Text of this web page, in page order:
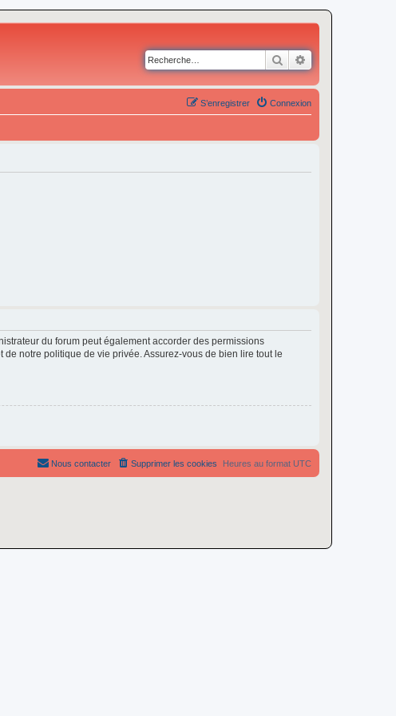
Rechercher
Connexion
S’enregistrer
du forum peut également accorder des permissions
notre politique de vie privée. Assurez-vous de bien lire tout le
Heures au format UTC
Supprimer les cookies
Nous contacter